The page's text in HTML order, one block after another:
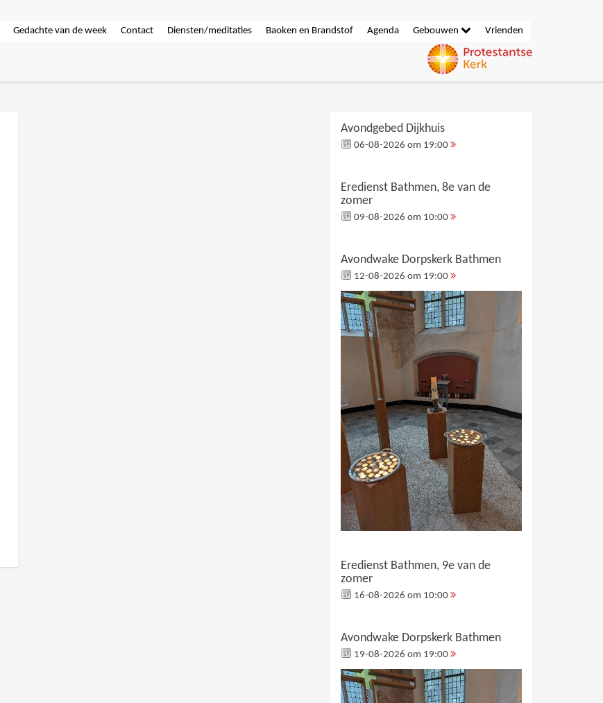
Gedachte van de week Contact Diensten/meditaties Baoken en Brandstof Agenda Gebouwen Vrienden
Avondgebed Dijkhuis
06-08-2026 om 19:00
Eredienst Bathmen, 8e van de
zomer
09-08-2026 om 10:00
Avondwake Dorpskerk Bathmen
12-08-2026 om 19:00
Eredienst Bathmen, 9e van de
zomer
16-08-2026 om 10:00
Avondwake Dorpskerk Bathmen
19-08-2026 om 19:00